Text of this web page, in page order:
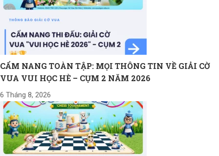
CẨM NANG TOÀN TẬP: MỌI THÔNG TIN VỀ GIẢI CỜ
VUA VUI HỌC HÈ – CỤM 2 NĂM 2026
6 Tháng 8, 2026